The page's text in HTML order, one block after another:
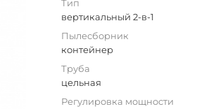
Тип
вертикальный 2-в-1
Пылесборник
контейнер
Труба
цельная
Регулировка мощности